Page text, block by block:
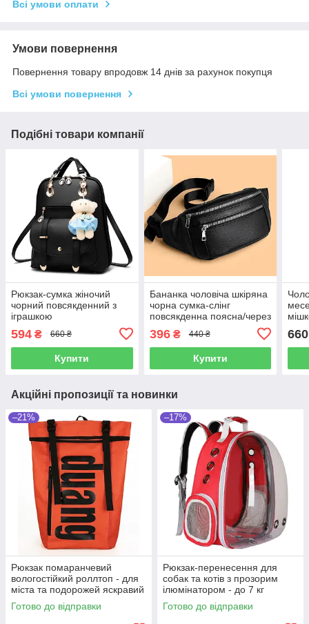
Всі умови оплати
Умови повернення
Повернення товару впродовж 14 днів за рахунок покупця
Всі умови повернення
Подібні товари компанії
Рюкзак-сумка жіночий
чорний повсякденний з
іграшкою
594 ₴ 660 ₴
Купити
Бананка чоловіча шкіряна
чорна сумка-слінг
повсякденна поясна/через
396₴ 440 ₴
Купити
660
Акційні пропозиції та новинки
–21%
Рюкзак помаранчевий
вологостійкий роллтоп - для
міста та подорожей яскравий
місткий
Готово до відправки
–17%
Рюкзак-перенесення для
собак та котів з прозорим
ілюмінатором - до 7 кг
Готово до відправки